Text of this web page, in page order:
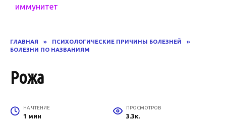
иммунитет
ГЛАВНАЯ » ПСИХОЛОГИЧЕСКИЕ ПРИЧИНЫ БОЛЕЗНЕЙ
»
БОЛЕЗНИ ПО НАЗВАНИЯМ
Рожа
НА ЧТЕНИЕ
1 мин
ПРОСМОТРОВ
3.3к.